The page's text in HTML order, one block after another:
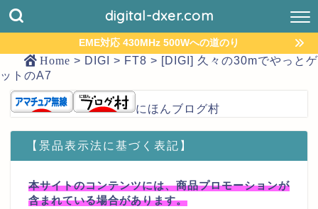
digital-dxer.com
EME対応 430MHz 500Wへの道のり
Home > DIGI > FT8 > [DIGI] 久々の30mでやっとゲ
ットのA7
にほんブログ村
【景品表示法に基づく表記】
本サイトのコンテンツには、商品プロモーションが
含まれている場合があります。